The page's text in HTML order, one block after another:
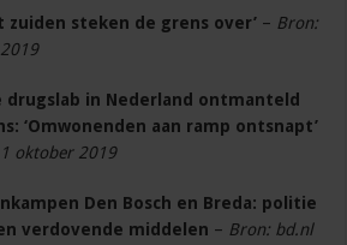
steken de grens over’ – Bron:
drugslab in Nederland ontmanteld
‘Omwonenden aan ramp ontsnapt’
oktober 2019
Den Bosch en Breda: politie
verdovende middelen – Bron: bd.nl